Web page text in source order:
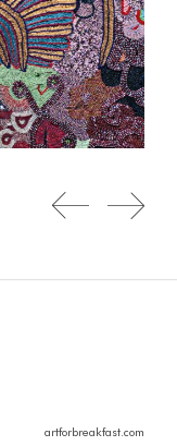
artforbreakfast.com